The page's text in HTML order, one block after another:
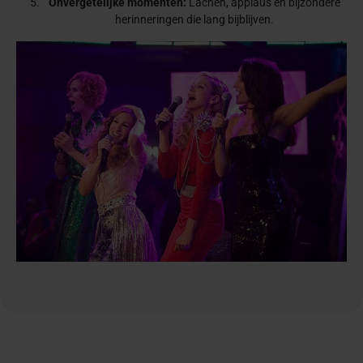
herinneringen die lang bijblijven.